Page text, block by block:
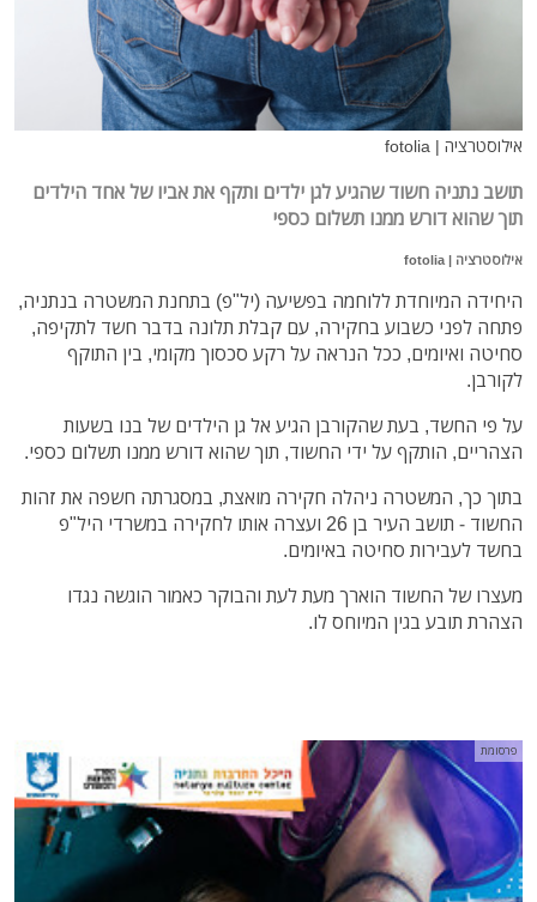
אילוסטרציה | fotolia
תושב נתניה חשוד שהגיע לגן ילדים ותקף את אביו של אחד הילדים
תוך שהוא דורש ממנו תשלום כספי
אילוסטרציה | fotolia
היחידה המיוחדת ללוחמה בפשיעה (יל"פ) בתחנת המשטרה בנתניה,
פתחה לפני כשבוע בחקירה, עם קבלת תלונה בדבר חשד לתקיפה,
סחיטה ואיומים, ככל הנראה על רקע סכסוך מקומי, בין התוקף
לקורבן.
על פי החשד, בעת שהקורבן הגיע אל גן הילדים של בנו בשעות
הצהריים, הותקף על ידי החשוד, תוך שהוא דורש ממנו תשלום כספי.
בתוך כך, המשטרה ניהלה חקירה מואצת, במסגרתה חשפה את זהות
החשוד - תושב העיר בן 26 ועצרה אותו לחקירה במשרדי היל"פ
בחשד לעבירות סחיטה באיומים.
מעצרו של החשוד הוארך מעת לעת והבוקר כאמור הוגשה נגדו
הצהרת תובע בגין המיוחס לו.
פרסומת